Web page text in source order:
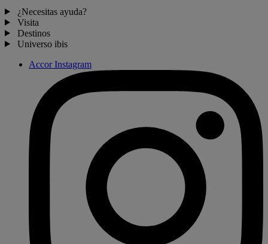
¿Necesitas ayuda?
Visita
Destinos
Universo ibis
Accor Instagram